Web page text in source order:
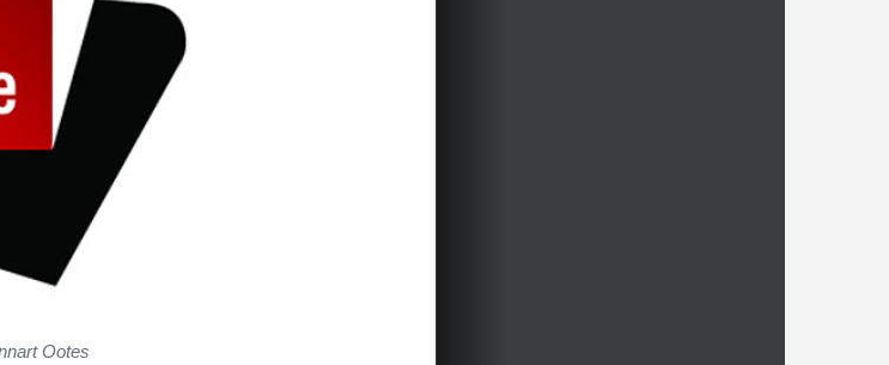
Ootes